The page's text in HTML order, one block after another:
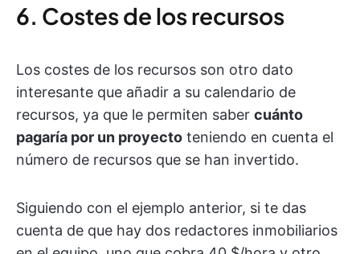
6. Costes de los recursos
Los costes de los recursos son otro dato
interesante que añadir a su calendario de
recursos, ya que le permiten saber cuánto
pagaría por un proyecto teniendo en cuenta el
número de recursos que se han invertido.
Siguiendo con el ejemplo anterior, si te das
cuenta de que hay dos redactores inmobiliarios